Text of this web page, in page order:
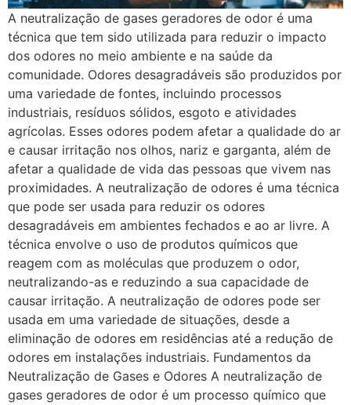
A neutralização de gases geradores de odor é uma
técnica que tem sido utilizada para reduzir o impacto
dos odores no meio ambiente e na saúde da
comunidade. Odores desagradáveis são produzidos por
uma variedade de fontes, incluindo processos
industriais, resíduos sólidos, esgoto e atividades
agrícolas. Esses odores podem afetar a qualidade do ar
e causar irritação nos olhos, nariz e garganta, além de
afetar a qualidade de vida das pessoas que vivem nas
proximidades. A neutralização de odores é uma técnica
que pode ser usada para reduzir os odores
desagradáveis ​​em ambientes fechados e ao ar livre. A
técnica envolve o uso de produtos químicos que
reagem com as moléculas que produzem o odor,
neutralizando-as e reduzindo a sua capacidade de
causar irritação. A neutralização de odores pode ser
usada em uma variedade de situações, desde a
eliminação de odores em residências até a redução de
odores em instalações industriais. Fundamentos da
Neutralização de Gases e Odores A neutralização de
gases geradores de odor é um processo químico que